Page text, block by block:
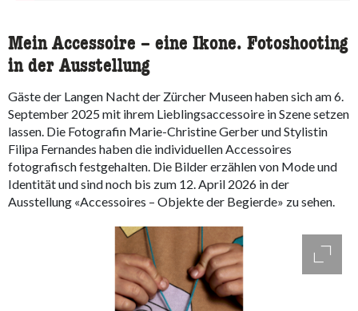
Mein Accessoire – eine Ikone. Fotoshooting
in der Ausstellung
Gäste der Langen Nacht der Zürcher Museen haben sich am 6.
September 2025 mit ihrem Lieblingsaccessoire in Szene setzen
lassen. Die Fotografin Marie-Christine Gerber und Stylistin
Filipa Fernandes haben die individuellen Accessoires
fotografisch festgehalten. Die Bilder erzählen von Mode und
Identität und sind noch bis zum 12. April 2026 in der
Ausstellung «Accessoires – Objekte der Begierde» zu sehen.